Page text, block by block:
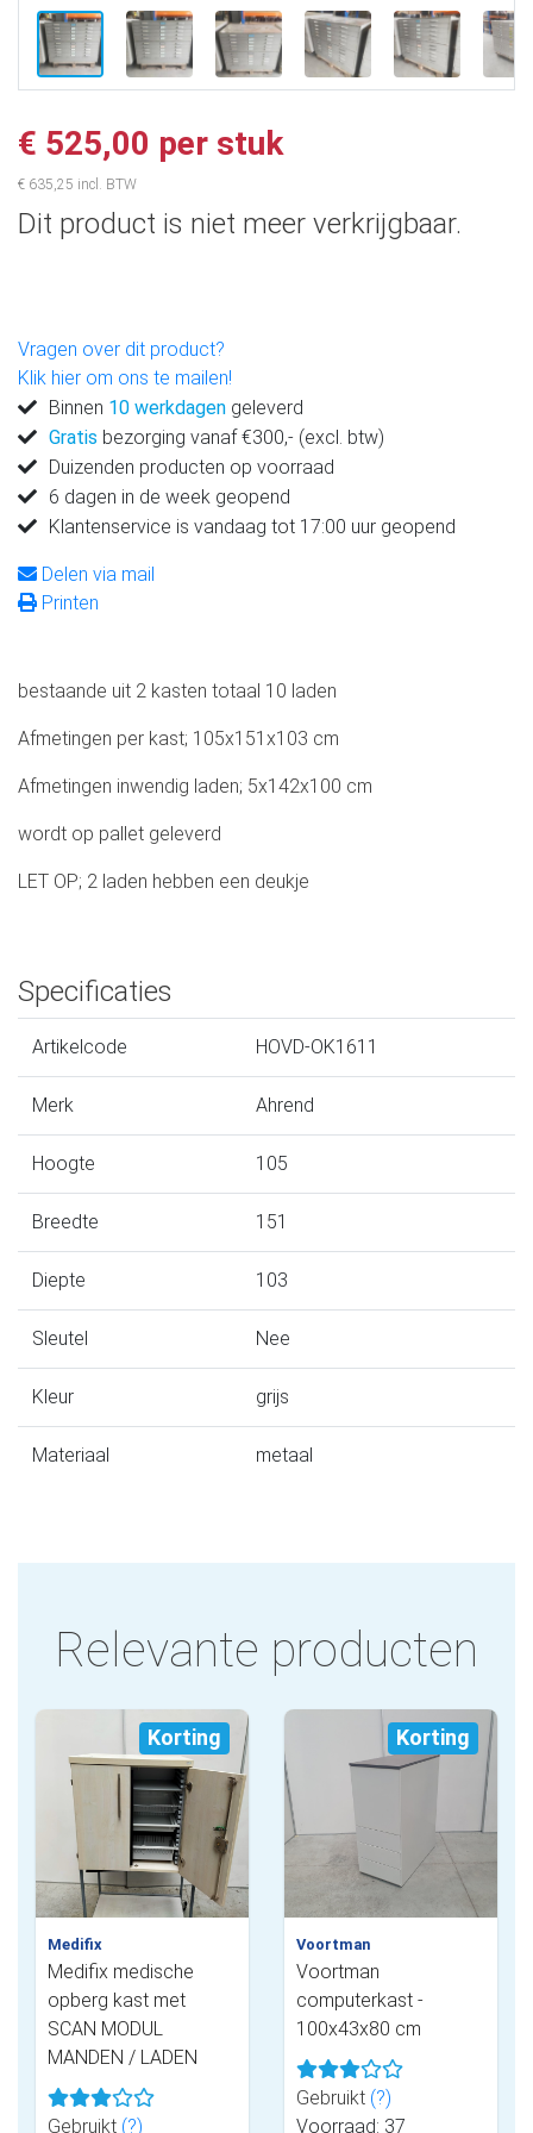
€ 525,00 per stuk
€ 635,25 incl. BTW
Dit product is niet meer verkrijgbaar.
Vragen over dit product?
Klik hier om ons te mailen!
Binnen 10 werkdagen geleverd
Gratis bezorging vanaf €300,- (excl. btw)
Duizenden producten op voorraad
6 dagen in de week geopend
Klantenservice is vandaag tot 17:00 uur geopend
Delen via mail
Printen
bestaande uit 2 kasten totaal 10 laden
Afmetingen per kast; 105x151x103 cm
Afmetingen inwendig laden; 5x142x100 cm
wordt op pallet geleverd
LET OP; 2 laden hebben een deukje
Specificaties
Artikelcode HOVD-OK1611
Merk Ahrend
Hoogte 105
Breedte 151
Diepte 103
Sleutel Nee
Kleur grijs
Materiaal metaal
Relevante producten
Korting
Medifix
Medifix medische
opberg kast met
SCAN MODUL
MANDEN / LADEN
Gebruikt (?)
Korting
Voortman
Voortman
computerkast -
100x43x80 cm
Gebruikt (?)
Voorraad: 37